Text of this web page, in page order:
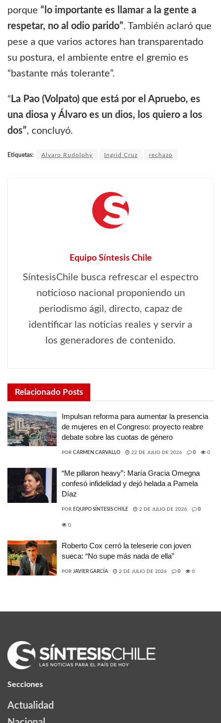
porque “lo importante es llamar a la gente a
respetar, no al odio parido”. También aclaró que
pese a que varios actores han transparentado
su postura, el ambiente entre el gremio es
“bastante más tolerante”.
“ La Pao (Volpato) que está por el Apruebo, es
una diosa y Álvaro es un dios, los quiero a los
dos”, concluyó.
Etiquetas: Alvaro Rudolphy Ingrid Cruz rechazo
Equipo Síntesis Chile
SíntesisChile busca refrescar el espectro
noticioso nacional proponiendo un
periodismo ágil, directo, capaz de
identificar las noticias reales y servir a
los generadores de contenido.
Relacionado Posts
Impulsan reforma para aumentar la presencia
de mujeres en el Congreso: proyecto reabre
debate sobre las cuotas de género
POR CARMEN CARVALLO 22 DE JULIO DE 2026 0 0
“Me pillaron heavy”: María Gracia Omegna
confesó infidelidad y dejó helada a Pamela
Díaz
POR EQUIPO SÍNTESIS CHILE 2 DE JULIO DE 2026 0
0
Roberto Cox cerró la teleserie con joven
sueca: “No supe más nada de ella”
POR JAVIER GARCÍA 2 DE JULIO DE 2026 0 0
Secciones
Actualidad